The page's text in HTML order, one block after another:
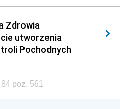
2012
2006
Zdrowia
utworzenia
Pochodnych
poz. 561